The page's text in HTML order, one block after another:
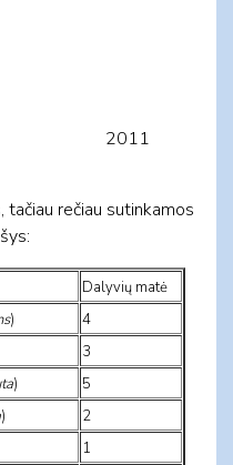
rečiau sutinkamos
Dalyvių matė
)
4
3
)
5
)
2
1